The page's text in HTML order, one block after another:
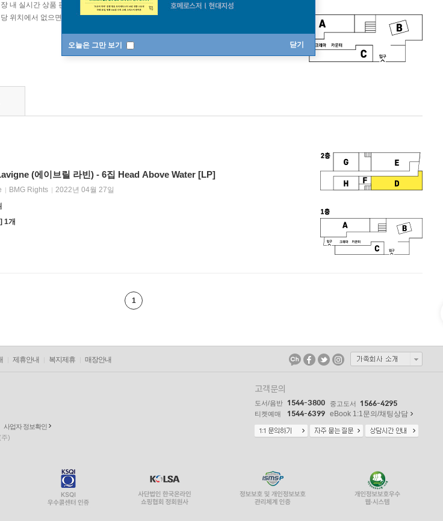
오늘은 그만 보기 닫기
내 실시간 상품 판매로 인해 변동될 수 있습니다.
위치에서 없으면 가까운 직원에게 문의해 주세요.
(에이브릴 라빈) - 6집 Head Above Water [LP]
BMG Rights 2022년 04월 27일
1개
1
제휴안내 복지제휴 매장안내
사업자 정보확인
)
고객문의
도서/음반 1544-3800 중고도서 1566-4295
티켓예매 1544-6399 eBook 1:1문의/채팅상담
EQUUS5